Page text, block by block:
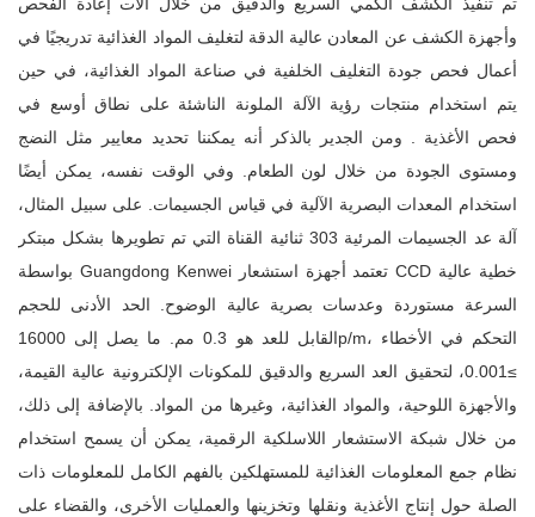
تم تنفيذ الكشف الكمي السريع والدقيق من خلال آلات إعادة الفحص
وأجهزة الكشف عن المعادن عالية الدقة لتغليف المواد الغذائية تدريجيًا في
أعمال فحص جودة التغليف الخلفية في صناعة المواد الغذائية، في حين
يتم استخدام منتجات رؤية الآلة الملونة الناشئة على نطاق أوسع في
فحص الأغذية . ومن الجدير بالذكر أنه يمكننا تحديد معايير مثل النضج
ومستوى الجودة من خلال لون الطعام. وفي الوقت نفسه، يمكن أيضًا
استخدام المعدات البصرية الآلية في قياس الجسيمات. على سبيل المثال،
آلة عد الجسيمات المرئية 303 ثنائية القناة التي تم تطويرها بشكل مبتكر
بواسطة Guangdong Kenwei تعتمد أجهزة استشعار CCD خطية عالية
السرعة مستوردة وعدسات بصرية عالية الوضوح. الحد الأدنى للحجم
القابل للعد هو 0.3 مم. ما يصل إلى 16000p/m، التحكم في الأخطاء
≥0.001، لتحقيق العد السريع والدقيق للمكونات الإلكترونية عالية القيمة،
والأجهزة اللوحية، والمواد الغذائية، وغيرها من المواد. بالإضافة إلى ذلك،
من خلال شبكة الاستشعار اللاسلكية الرقمية، يمكن أن يسمح استخدام
نظام جمع المعلومات الغذائية للمستهلكين بالفهم الكامل للمعلومات ذات
الصلة حول إنتاج الأغذية ونقلها وتخزينها والعمليات الأخرى، والقضاء على